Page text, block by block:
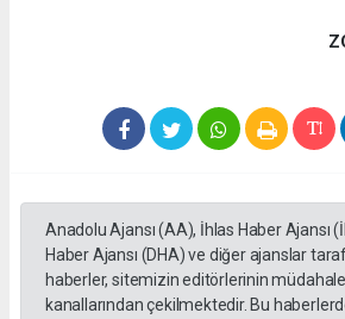
Anadolu Ajansı (AA), İhlas Haber Ajansı
Haber Ajansı (DHA) ve diğer ajanslar
haberler, sitemizin editörlerinin
kanallarından çekilmektedir. Bu